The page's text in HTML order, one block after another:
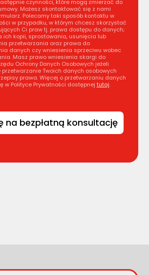
czynności, które mogą zmierzać do
Możesz skontaktować się z nami
Polecamy taki sposób kontaktu w
w przypadku, w którym chcesz skorzystać
Ci praw tj. prawa dostępu do danych;
ich kopii, sprostowania, usunięcia lub
przetwarzania oraz prawa do
danych czy wniesienia sprzeciwu wobec
Masz prawo wniesienia skargi do
Ochrony Danych Osobowych jeżeli
przetwarzanie Twoich danych osobowych
prawa. Więcej o przetwarzaniu danych
w Polityce Prywatności dostępnej tutaj.